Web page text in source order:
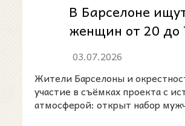
В Барселоне
женщин от 20 до
оплачиваемых
03.07.2026
Жители Барселоны и
участие в съёмках проекта с
атмосферой: открыт набор